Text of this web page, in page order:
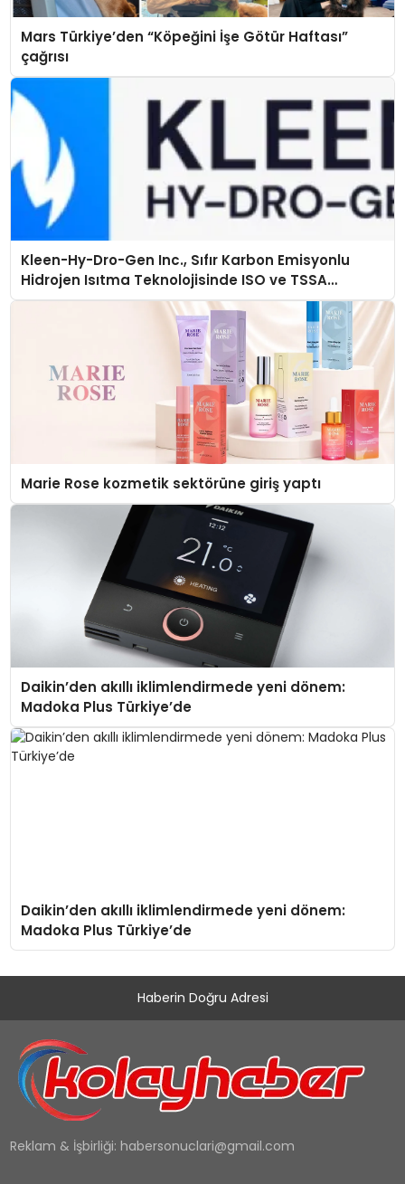
Mars Türkiye’den “Köpeğini İşe Götür Haftası”
çağrısı
Kleen-Hy-Dro-Gen Inc., Sıfır Karbon Emisyonlu
Hidrojen Isıtma Teknolojisinde ISO ve TSSA
Düzenleyici Onaylarını Aldı
Marie Rose kozmetik sektörüne giriş yaptı
Daikin’den akıllı iklimlendirmede yeni dönem:
Madoka Plus Türkiye’de
Daikin’den akıllı iklimlendirmede yeni dönem:
Madoka Plus Türkiye’de
Haberin Doğru Adresi
Reklam & İşbirliği: habersonuclari@gmail.com